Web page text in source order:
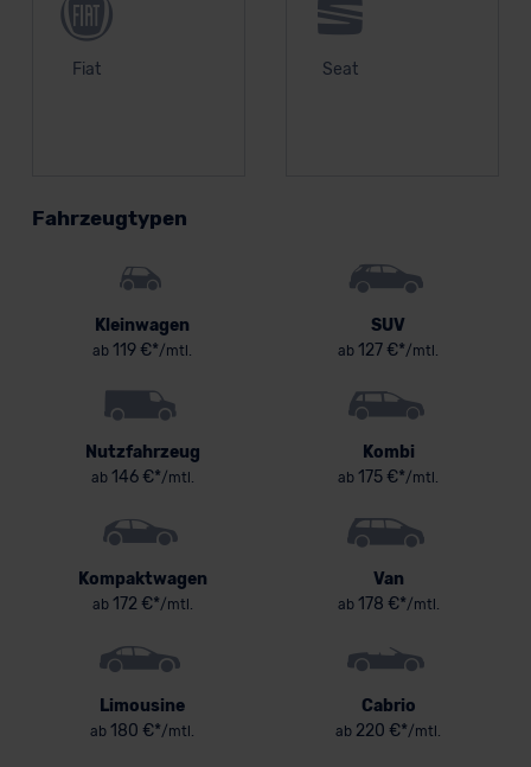
Fiat Seat
Fahrzeugtypen
Kleinwagen
ab 119 €*/mtl.
SUV
ab 127 €*/mtl.
Nutzfahrzeug
ab146 €*/mtl.
Kombi
ab 175 €*/mtl.
Kompaktwagen
ab172 €*/mtl.
Van
ab178 €*/mtl.
Limousine
ab 180 €*/mtl.
Cabrio
ab 220 €*/mtl.